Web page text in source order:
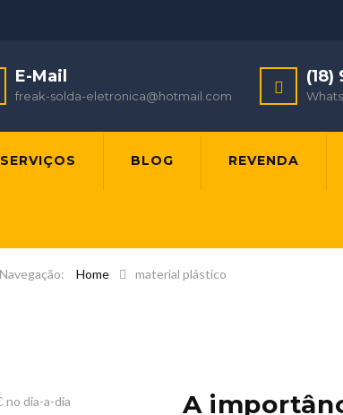
E-Mail
freak-solda-eletronica@hotmail.com
SERVIÇOS BLOG REVENDA
Home material plástico
A